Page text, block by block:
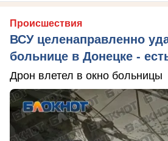
Происшествия
ВСУ целенаправленно
больнице в Донецке -
Дрон влетел в окно больницы